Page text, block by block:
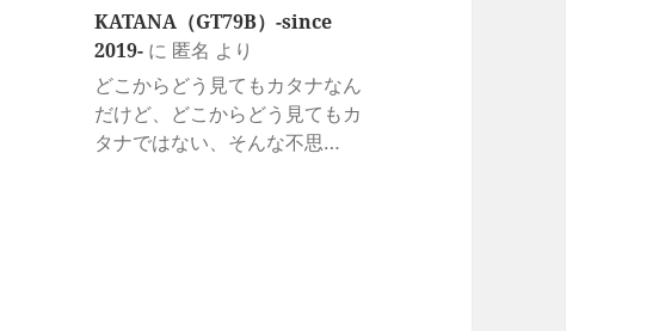
KATANA（GT79B）-since
2019- に 匿名 より
どこからどう見てもカタナなん
だけど、どこからどう見てもカ
タナではない、そんな不思…